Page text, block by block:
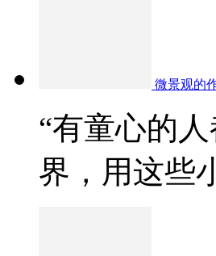
微景观的
“有童心的
界，用这些